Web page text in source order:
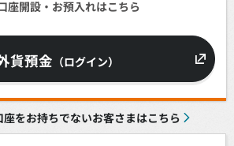
座開設・お預入れはこちら
貨預金 （ログイン）
をお持ちでないお客さまはこちら